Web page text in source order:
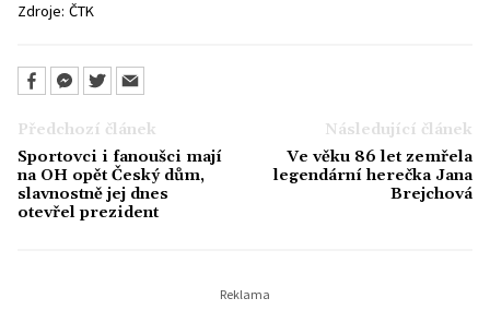
Zdroje: ČTK
Předchozí článek
Sportovci i fanoušci mají
na OH opět Český dům,
slavnostně jej dnes
otevřel prezident
Následující článek
Ve věku 86 let zemřela
legendární herečka Jana
Brejchová